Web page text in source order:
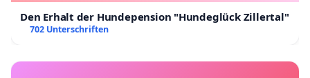
Den Erhalt der Hundepension "Hundeglück Zillertal"
702 Unterschriften